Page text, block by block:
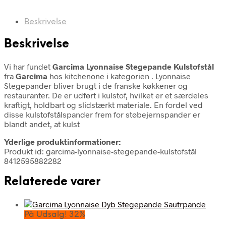
Beskrivelse
Beskrivelse
Vi har fundet Garcima Lyonnaise Stegepande Kulstofstål
fra Garcima hos kitchenone i kategorien . Lyonnaise
Stegepander bliver brugt i de franske køkkener og
restauranter. De er udført i kulstof, hvilket er et særdeles
kraftigt, holdbart og slidstærkt materiale. En fordel ved
disse kulstofstålspander frem for støbejernspander er
blandt andet, at kulst
Yderlige produktinformationer:
Produkt id: garcima-lyonnaise-stegepande-kulstofstål
8412595882282
Relaterede varer
På Udsalg! 32%